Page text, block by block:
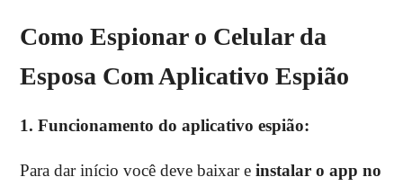
Como Espionar o Celular da
Esposa Com Aplicativo Espião
1. Funcionamento do aplicativo espião:
Para dar início você deve baixar einstalar o app no